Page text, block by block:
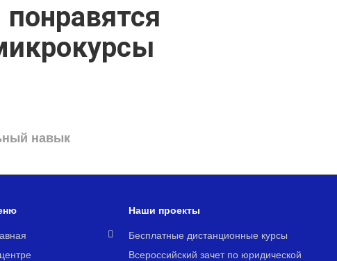
навык
Наши проекты
Бесплатные дистанционные курсы
Всероссийский зачет по юридической